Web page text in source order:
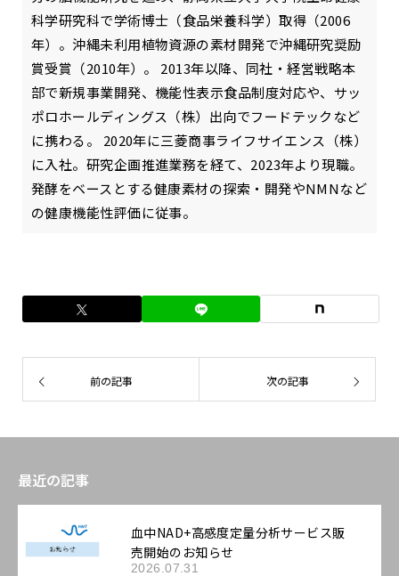
科学研究科で学術博士（食品栄養科学）取得（2006
年）。沖縄未利用植物資源の素材開発で沖縄研究奨励
賞受賞（2010年）。 2013年以降、同社・経営戦略本
部で新規事業開発、機能性表示食品制度対応や、サッ
ポロホールディングス（株）出向でフードテックなど
に携わる。 2020年に三菱商事ライフサイエンス（株）
に入社。研究企画推進業務を経て、2023年より現職。
発酵をベースとする健康素材の探索・開発やNMNなど
の健康機能性評価に従事。
前の記事 次の記事
最近の記事
血中NAD+高感度定量分析サービス販
売開始のお知らせ
2026.07.31